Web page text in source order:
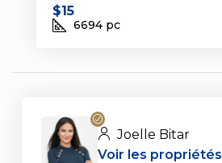
$15
6694 pc
Joelle Bitar
Voir les propriétés